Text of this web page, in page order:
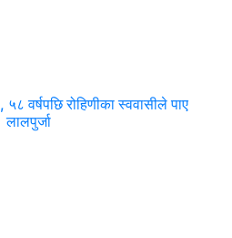
वर्षपछि रोहिणीका स्ववासीले पाए
लालपुर्जा